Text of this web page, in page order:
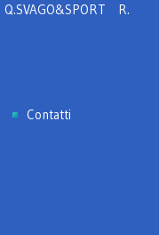
Q.SVAGO&SPORT
R.
Contatti